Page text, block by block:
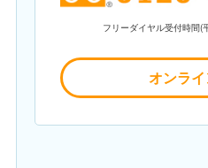
フリーダイヤル受付時間(
オンラ